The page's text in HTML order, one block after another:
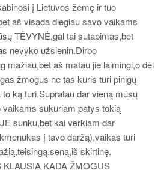
į Lietuvos žemę ir tuo
aš visada diegiau savo vaikams
TĖVYNĖ,gal tai sutapimas,bet
nevyko užsienin.Dirbo
mažiau,bet aš matau jie laimingi,o dėl
žmogus ne tas kuris turi pinigų
ką turi.Supratau dar vieną mūsų
sukuriam patys tokią
sunku,bet kai verkiam dar
į tavo daržą),vaikas turi
skirtinę.
KADA ŽMOGUS